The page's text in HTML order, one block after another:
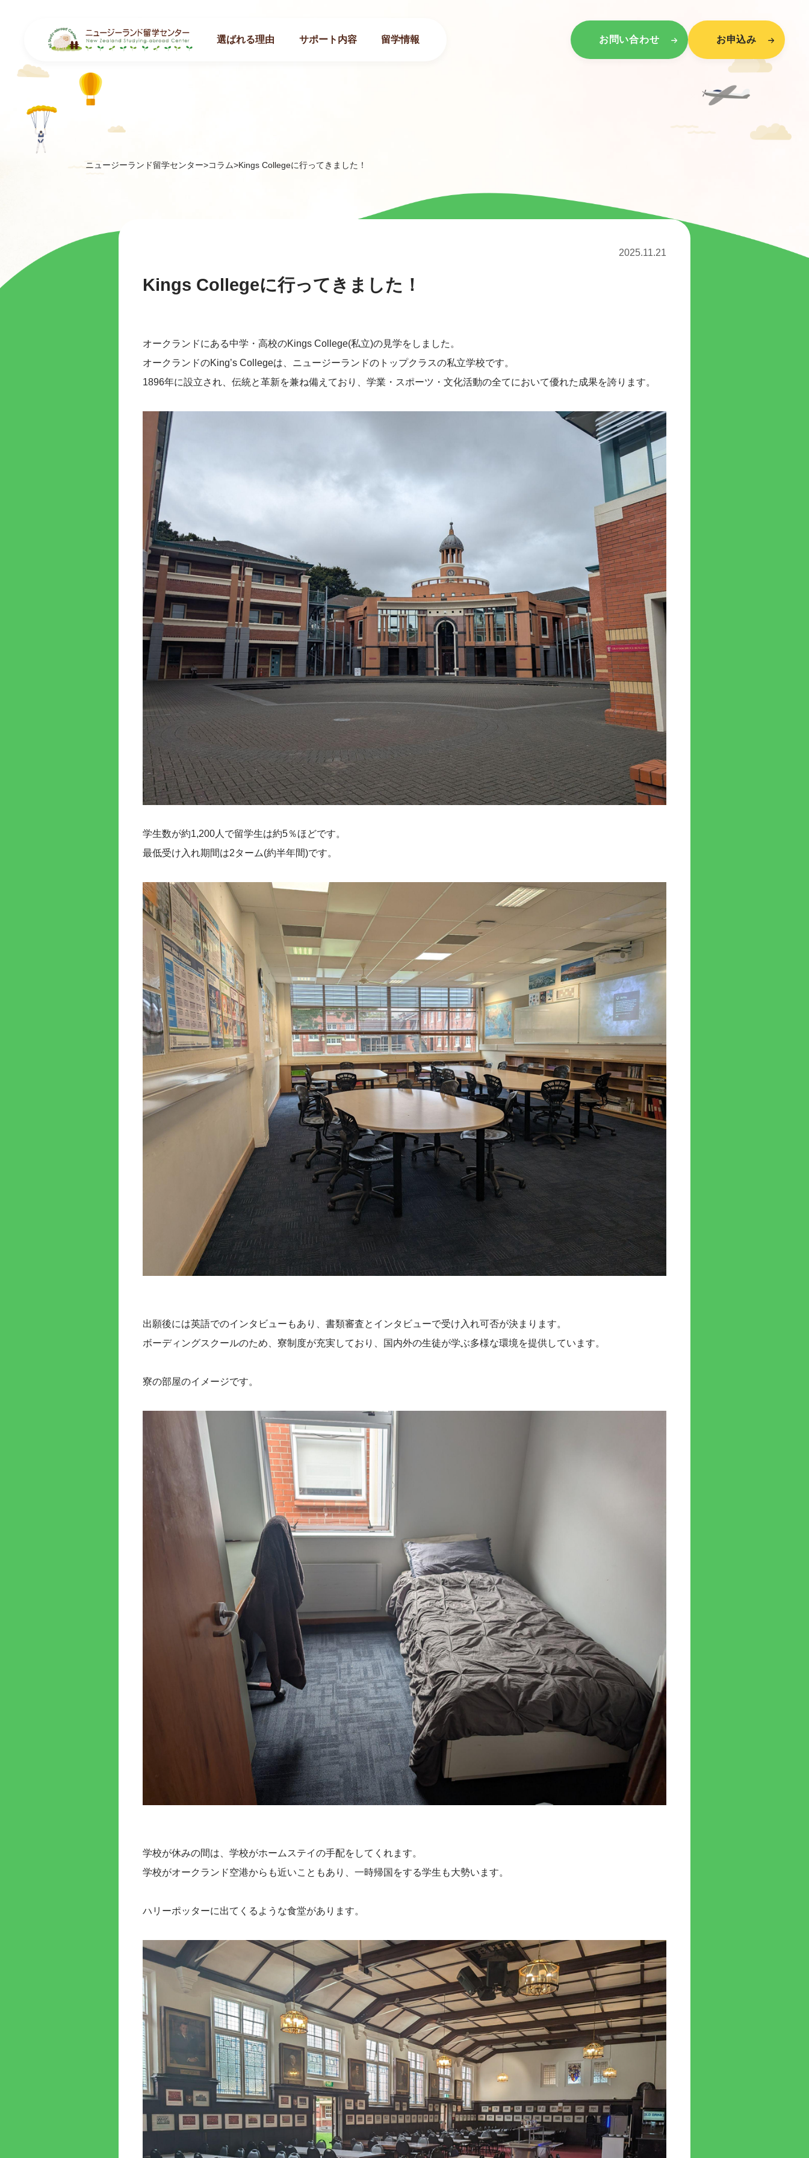
選ばれる理由 サポート内容 留学情報 お問い合わせ お申込み
ニュージーランド留学センター>コラム>Kings Collegeに行ってきました！
2025.11.21
Kings Collegeに行ってきました！
オークランドにある中学・高校のKings College(私立)の見学をしました。
オークランドのKing’s Collegeは、ニュージーランドのトップクラスの私立学校です。
1896年に設立され、伝統と革新を兼ね備えており、学業・スポーツ・文化活動の全てにおいて優れた成果を誇ります。
学生数が約1,200人で留学生は約5％ほどです。
最低受け入れ期間は2ターム(約半年間)です。
出願後には英語でのインタビューもあり、書類審査とインタビューで受け入れ可否が決まります。
ボーディングスクールのため、寮制度が充実しており、国内外の生徒が学ぶ多様な環境を提供しています。
寮の部屋のイメージです。
学校が休みの間は、学校がホームステイの手配をしてくれます。
学校がオークランド空港からも近いこともあり、一時帰国をする学生も大勢います。
ハリーポッターに出てくるような食堂があります。